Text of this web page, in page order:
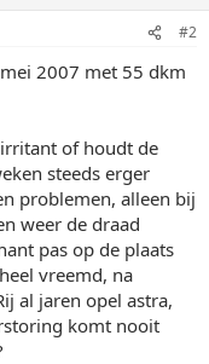
#2
2007 met 55 dkm
of houdt de
steeds erger
problemen, alleen bij
weer de draad
pas op de plaats
vreemd, na
al jaren opel astra,
komt nooit